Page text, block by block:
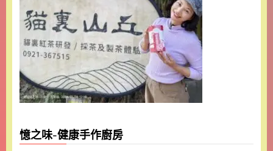
憶之味-健康手作廚房